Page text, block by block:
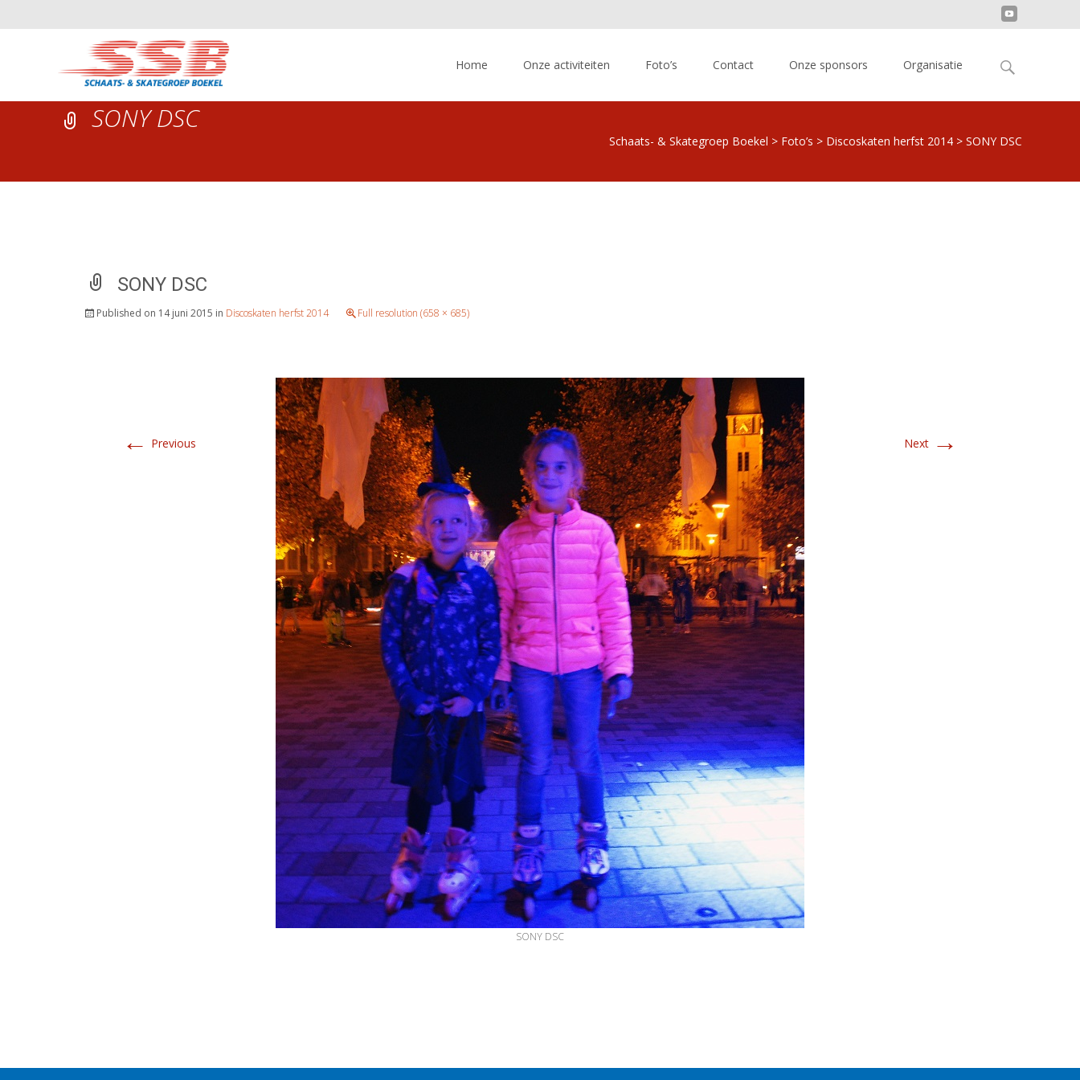
Home Onze activiteiten Foto’s Contact Onze sponsors Organisatie
Search
SONY DSC
Schaats- & Skategroep Boekel > Foto’s > Discoskaten herfst 2014 > SONY DSC
SONY DSC
Published on 14 juni 2015 in Discoskaten herfst 2014 Full resolution (658 × 685)
← Previous Next →
SONY DSC